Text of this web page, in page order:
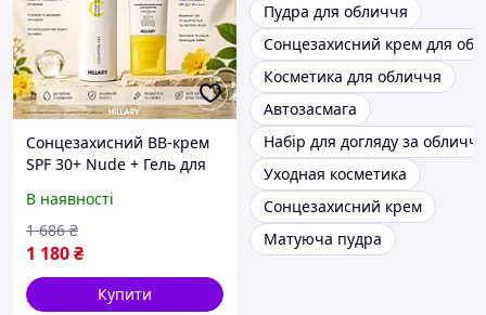
Сонцезахисний BB-крем
SPF 30+ Nude + Гель для
Hillary + БЕЗКОШТОВНА
ДОСТАВКА
В наявності
1 180₴
1 686 ₴
Купити
Пудра для обличчя
Сонцезахисний крем для
Косметика для обличчя
Автозасмага
Набір для догляду за
Уходная косметика
Сонцезахисний крем
Матуюча пудра